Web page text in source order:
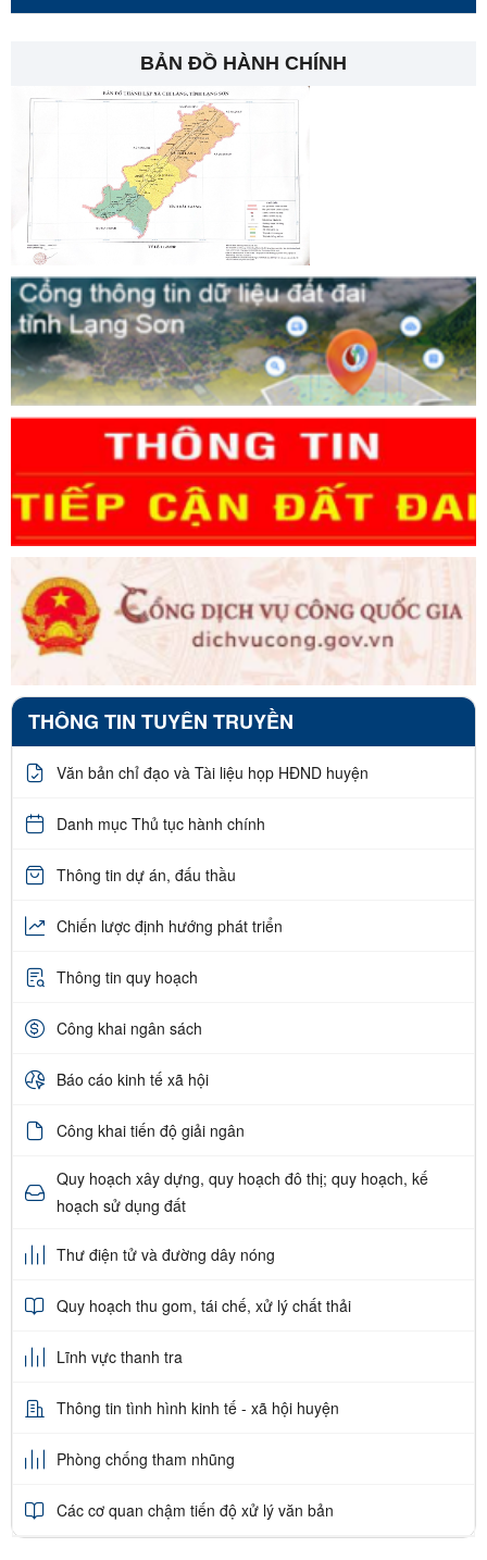
BẢN ĐỒ HÀNH CHÍNH
THÔNG TIN TUYÊN TRUYỀN
Văn bản chỉ đạo và Tài liệu họp HĐND huyện
Danh mục Thủ tục hành chính
Thông tin dự án, đấu thầu
Chiến lược định hướng phát triển
Thông tin quy hoạch
Công khai ngân sách
Báo cáo kinh tế xã hội
Công khai tiến độ giải ngân
Quy hoạch xây dựng, quy hoạch đô thị; quy hoạch, kế
hoạch sử dụng đất
Thư điện tử và đường dây nóng
Quy hoạch thu gom, tái chế, xử lý chất thải
Lĩnh vực thanh tra
Thông tin tình hình kinh tế - xã hội huyện
Phòng chống tham nhũng
Các cơ quan chậm tiến độ xử lý văn bản